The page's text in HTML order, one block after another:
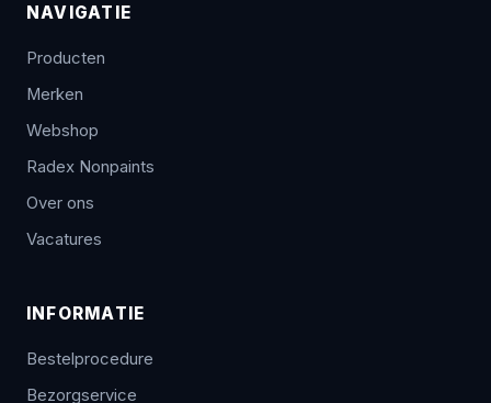
NAVIGATIE
Producten
Merken
Webshop
Radex Nonpaints
Over ons
Vacatures
INFORMATIE
Bestelprocedure
Bezorgservice